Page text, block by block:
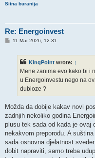
Sitna buranija
Re: Energoinvest
P11 Mar 2026, 12:31
KingPoint wrote: ↑
Mene zanima evo kako bi i
u Energoinvestu nego na
dubioze ?
Možda da dobije kakav novi
zadnjih nekoliko godina
plusu tek sada od kada je ovaj
nekakvom preporodu. A
sada osnovna djelatnost
dobit napraviti, samo treba